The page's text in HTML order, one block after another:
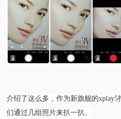
介绍了这么多，作为新旗舰的
们通过几组照片来扒一扒。